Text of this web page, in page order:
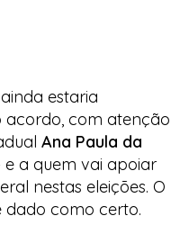
estaria
acordo, com atenção
Ana Paula da
e a quem vai apoiar
nestas eleições. O
dado como certo.